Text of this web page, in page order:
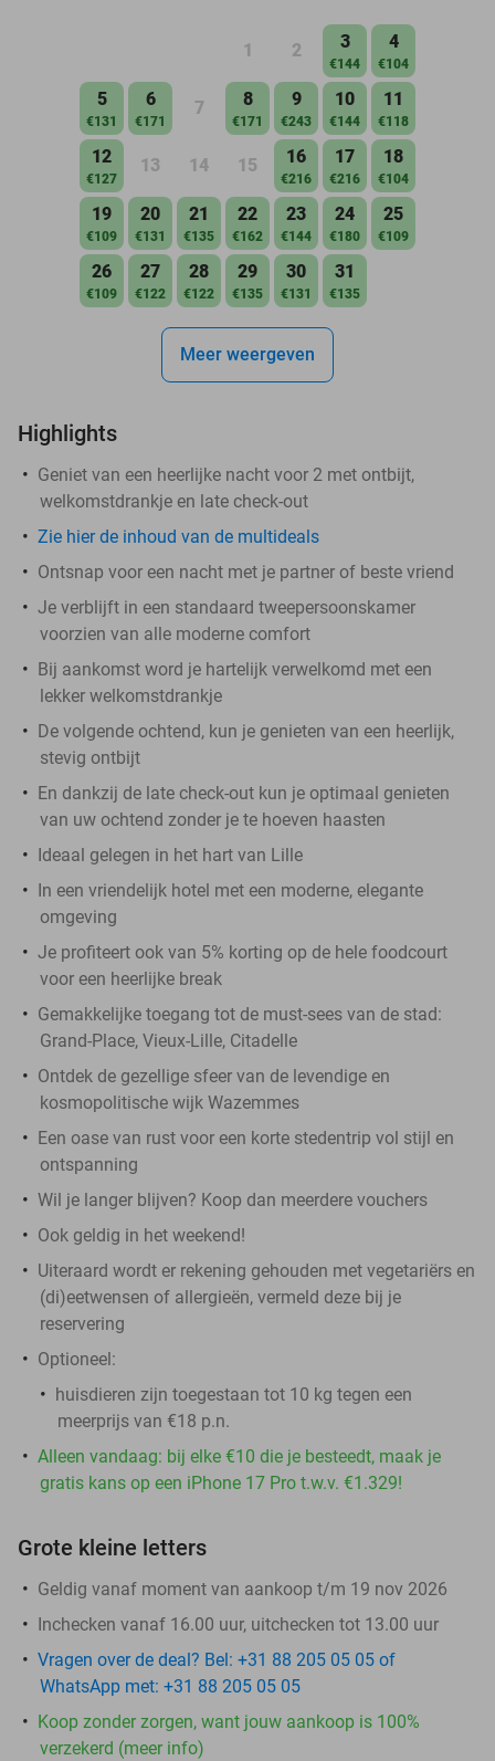
1 2 3
€144
4
€104
5
€131
6
€171
7 8
€171
9
€243
10
€144
11
€118
12
€127
13 14 15 16
€216
17
€216
18
€104
19
€109
20
€131
21
€135
22
€162
23
€144
24
€180
25
€109
26
€109
27
€122
28
€122
29
€135
30
€131
31
€135
Meer weergeven
Highlights
Geniet van een heerlijke nacht voor 2 met ontbijt,
welkomstdrankje en late check-out
Zie hier de inhoud van de multideals
Ontsnap voor een nacht met je partner of beste vriend
Je verblijft in een standaard tweepersoonskamer
voorzien van alle moderne comfort
Bij aankomst word je hartelijk verwelkomd met een
lekker welkomstdrankje
De volgende ochtend, kun je genieten van een heerlijk,
stevig ontbijt
En dankzij de late check-out kun je optimaal genieten
van uw ochtend zonder je te hoeven haasten
Ideaal gelegen in het hart van Lille
In een vriendelijk hotel met een moderne, elegante
omgeving
Je profiteert ook van 5% korting op de hele foodcourt
voor een heerlijke break
Gemakkelijke toegang tot de must-sees van de stad:
Grand-Place, Vieux-Lille, Citadelle
Ontdek de gezellige sfeer van de levendige en
kosmopolitische wijk Wazemmes
Een oase van rust voor een korte stedentrip vol stijl en
ontspanning
Wil je langer blijven? Koop dan meerdere vouchers
Ook geldig in het weekend!
Uiteraard wordt er rekening gehouden met vegetariërs en
(di)eetwensen of allergieën, vermeld deze bij je
reservering
Optioneel:
huisdieren zijn toegestaan tot 10 kg tegen een
meerprijs van €18 p.n.
Alleen vandaag: bij elke €10 die je besteedt, maak je
gratis kans op een iPhone 17 Pro t.w.v. €1.329!
Grote kleine letters
Geldig vanaf moment van aankoop t/m 19 nov 2026
Inchecken vanaf 16.00 uur, uitchecken tot 13.00 uur
Vragen over de deal? Bel: +31 88 205 05 05 of
WhatsApp met: +31 88 205 05 05
Koop zonder zorgen, want jouw aankoop is 100%
verzekerd (meer info)